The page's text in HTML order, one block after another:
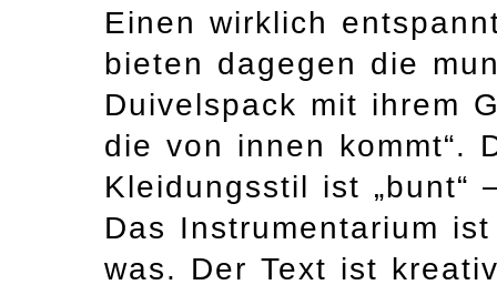
Einen wirklich
bieten dagegen die
Duivelspack mit ihrem
die von innen kommt“.
Kleidungsstil ist „bunt“
Das Instrumentarium
was. Der Text ist